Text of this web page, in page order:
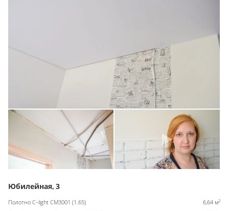
Юбилейная, 3
Полотно C-light CM3001 (1.65) 6,64 м2